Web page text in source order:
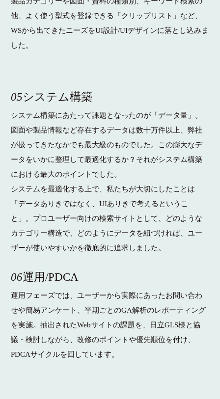
他、よく使う型式を登録できる「クリップリスト」など、
WSから出てきたニーズをUI設計/UIデザインに落とし込みま
した。
05システム構築
システム構築にあたって課題となったのが「データ量」。
図面や製品情報など存在するデータは数十万件以上、弊社
が扱ってきたなかでも最大級のものでした。この膨大なデ
ータをいかに整理して最適化するか？それがシステム構築
における最大のポイントでした。
システムを最適化する上で、私たちが大切にしたことは
「データありきではなく、UIありきで考えるというこ
と」。プロユーザー向けの検索サイトとして、どのような
カテゴリー構造で、どのようにデータを紐づければ、ユー
ザーが使いやすいかを徹底的に追求しました。
06運用/PDCA
運用フェーズでは、ユーザーから実際にあったお問い合わ
せや簡易アンケート、半期ごとのGA解析のレポーティング
を実施。抽出されたWebサイトの課題を、日立GLS様と協
議・検討しながら、改修のポイントや優先順位を付け、
PDCAサイクルを回しています。